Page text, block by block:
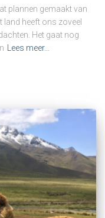
plannen gemaakt van
land heeft ons zoveel
Het gaat nog
Lees meer…